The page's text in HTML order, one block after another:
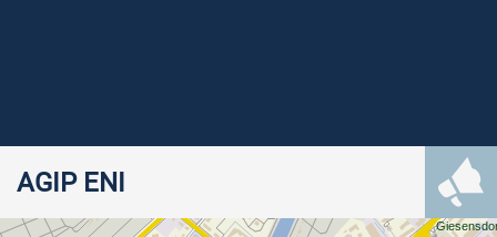
AGIP ENI